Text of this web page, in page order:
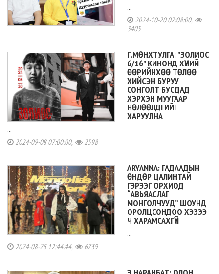
...
2024-10-20 07:08:00,
3405
Г.МӨНХТУЛГА: "ЗОЛИОС
6/16" КИНОНД ХҮНИЙ
ӨӨРИЙНХӨӨ ТӨЛӨӨ
ХИЙСЭН БУРУУ
СОНГОЛТ БУСДАД
ХЭРХЭН МУУГААР
НӨЛӨӨЛДГИЙГ
ХАРУУЛНА
...
2024-09-08 07:00:00, 2598
ARYANNA: ГАДААДЫН
ӨНДӨР ЦАЛИНТАЙ
ГЭРЭЭГ ОРХИОД
“АВЬЯАСЛАГ
МОНГОЛЧУУД” ШОУНД
ОРОЛЦСОНДОО ХЭЗЭЭ
Ч ХАРАМСАХГҮЙ
...
2024-08-25 12:44:44, 6739